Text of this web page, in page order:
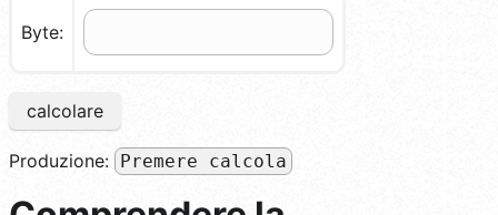
Byte:
calcolare
Produzione: Premere calcola